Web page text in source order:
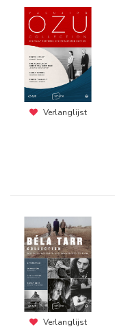
Verlanglijst
Verlanglijst